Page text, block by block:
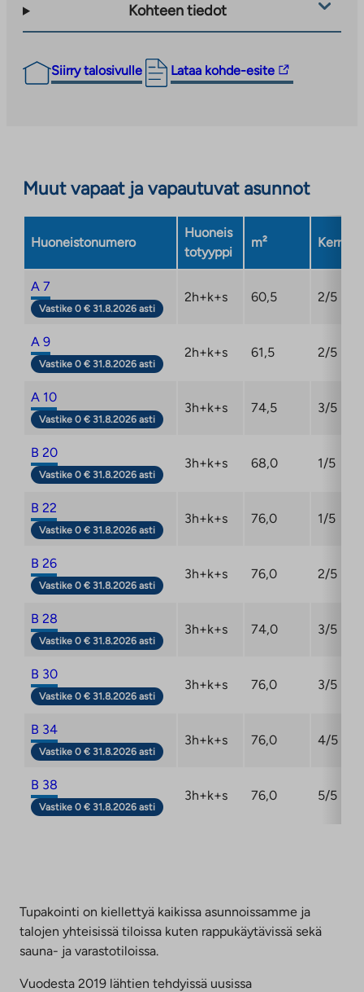
Kohteen tiedot
Siirry talosivulle Lataa kohde-esite
Linkki
uuteen
Muut vapaat ja vapautuvat asunnot
Huoneistonumero
Huoneis
totyyppi
m² Kerros
A 7
Vastike 0 € 31.8.2026 asti
2h+k+s 60,5 2/5
A 9
Vastike 0 € 31.8.2026 asti
2h+k+s 61,5 2/5
A 10
Vastike 0 € 31.8.2026 asti
3h+k+s 74,5 3/5
B 20
Vastike 0 € 31.8.2026 asti
3h+k+s 68,0 1/5
B 22
Vastike 0 € 31.8.2026 asti
3h+k+s 76,0 1/5
B 26
Vastike 0 € 31.8.2026 asti
3h+k+s 76,0 2/5
B 28
Vastike 0 € 31.8.2026 asti
3h+k+s 74,0 3/5
B 30
Vastike 0 € 31.8.2026 asti
3h+k+s 76,0 3/5
B 34
Vastike 0 € 31.8.2026 asti
3h+k+s 76,0 4/5
B 38
Vastike 0 € 31.8.2026 asti
3h+k+s 76,0 5/5
Tupakointi on kiellettyä kaikissa asunnoissamme ja
talojen yhteisissä tiloissa kuten rappukäytävissä sekä
sauna- ja varastotiloissa.
Vuodesta 2019 lähtien tehdyissä uusissa